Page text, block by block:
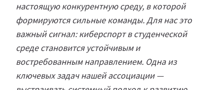
настоящую конкурентную среду, в которой
формируются сильные команды. Для нас это
важный сигнал: киберспорт в студенческой
среде становится устойчивым и
востребованным направлением. Одна из
ключевых задач нашей ассоциации —